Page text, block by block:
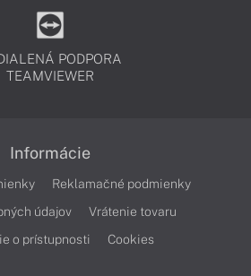
PODPORA
TEAMVIEWER
Informácie
Reklamačné podmienky
údajov
Vrátenie tovaru
o prístupnosti
Cookies